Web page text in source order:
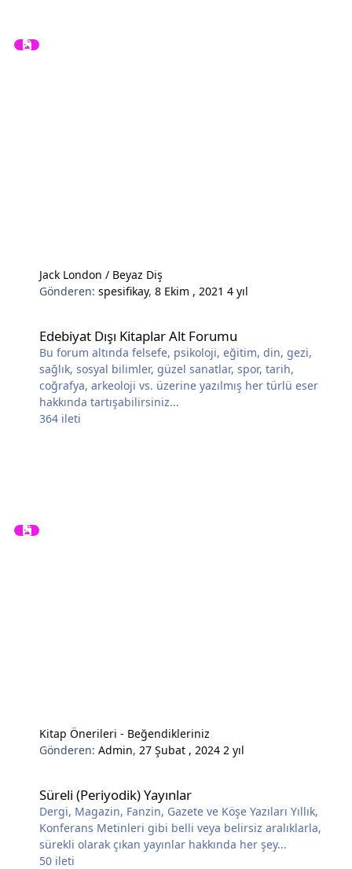
Jack London / Beyaz Diş
Gönderen:spesifikay,8 Ekim , 20214 yıl
Edebiyat Dışı Kitaplar Alt Forumu
Bu forum altında felsefe, psikoloji, eğitim, din, gezi,
sağlık, sosyal bilimler, güzel sanatlar, spor, tarih,
coğrafya, arkeoloji vs. üzerine yazılmış her türlü eser
hakkında tartışabilirsiniz...
364 ileti
Kitap Önerileri - Beğendikleriniz
Gönderen:Admin, 27 Şubat , 2024 2 yıl
Süreli (Periyodik) Yayınlar
Dergi, Magazin, Fanzin, Gazete ve Köşe Yazıları Yıllık,
Konferans Metinleri gibi belli veya belirsiz aralıklarla,
sürekli olarak çıkan yayınlar hakkında her şey...
50 ileti